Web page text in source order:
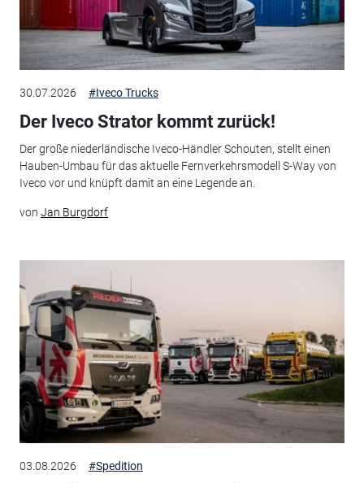
30.07.2026 #Iveco Trucks
Der Iveco Strator kommt zurück!
Der große niederländische Iveco-Händler Schouten, stellt einen
Hauben-Umbau für das aktuelle Fernverkehrsmodell S-Way von
Iveco vor und knüpft damit an eine Legende an.
von Jan Burgdorf
03.08.2026 #Spedition